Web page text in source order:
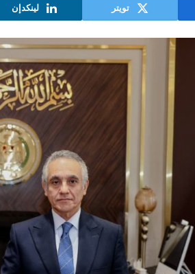
تويتر لينكدإن